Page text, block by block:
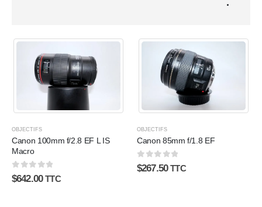
OBJECTIFS
Canon 100mm f/2.8 EF L IS
Macro
0sur 5
$642.00 TTC
OBJECTIFS
Canon 85mm f/1.8 EF
0sur 5
$267.50 TTC